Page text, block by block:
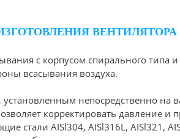
с корпусом спирального
всасывания воздуха.
непосредственно на
корректировать давление и
стали AISl304, AISl316L, AISl321,